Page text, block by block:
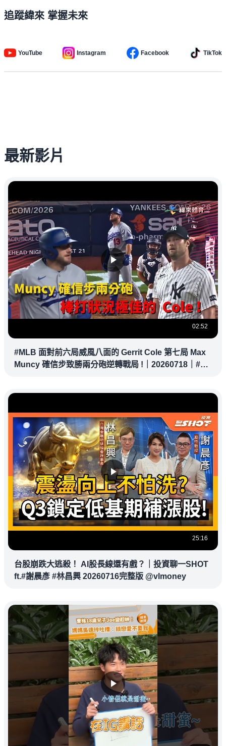
追蹤緯來 掌握未來
YouTube Instagram Facebook TikTok
最新影片
02:52
#MLB 面對前六局威風八面的 Gerrit Cole 第七局 Max
Muncy 確信步致勝兩分砲逆轉戰局 !｜20260718｜#洛
25:16
台股崩跌大逃殺！ AI股長線還有戲？｜投資聊一SHOT
ft.#謝晨彥 #林昌興 20260716完整版 @vlmoney